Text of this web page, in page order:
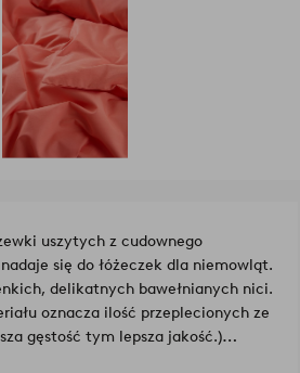
uszytych z cudownego
się do łóżeczek dla niemowląt.
delikatnych bawełnianych nici.
oznacza ilość przeplecionych ze
gęstość tym lepsza jakość.)
pestycydów, nawozów i